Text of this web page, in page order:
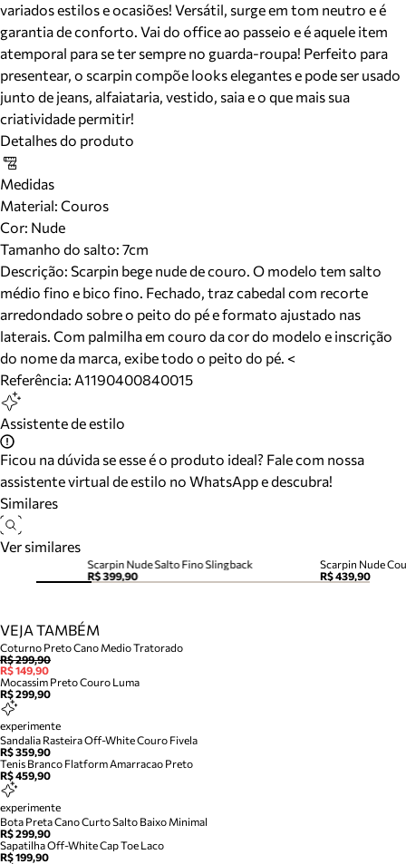
variados estilos e ocasiões! Versátil, surge em tom neutro e é
garantia de conforto. Vai do office ao passeio e é aquele item
atemporal para se ter sempre no guarda-roupa! Perfeito para
presentear, o scarpin compõe looks elegantes e pode ser usado
junto de jeans, alfaiataria, vestido, saia e o que mais sua
criatividade permitir!
Detalhes do produto
Medidas
Material: Couros
Cor: Nude
Tamanho do salto: 7cm
Descrição: Scarpin bege nude de couro. O modelo tem salto
médio fino e bico fino. Fechado, traz cabedal com recorte
arredondado sobre o peito do pé e formato ajustado nas
laterais. Com palmilha em couro da cor do modelo e inscrição
do nome da marca, exibe todo o peito do pé. <
Referência: A1190400840015
Assistente de estilo
Ficou na dúvida se esse é o produto ideal? Fale com nossa
assistente virtual de estilo no WhatsApp e descubra!
Similares
Ver similares
Scarpin Nude Salto Fino Slingback
R$ 399,90
Scarpin Nude
R$ 439,90
VEJA TAMBÉM
Coturno Preto Cano Medio Tratorado
R$ 299,90
R$ 149,90
Mocassim Preto Couro Luma
R$ 299,90
experimente
Sandalia Rasteira Off-White Couro Fivela
R$ 359,90
Tenis Branco Flatform Amarracao Preto
R$ 459,90
experimente
Bota Preta Cano Curto Salto Baixo Minimal
R$ 299,90
Sapatilha Off-White Cap Toe Laco
R$ 199,90